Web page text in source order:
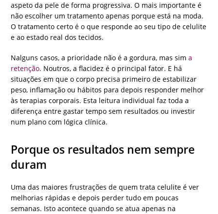
aspeto da pele de forma progressiva. O mais importante é
não escolher um tratamento apenas porque está na moda.
O tratamento certo é o que responde ao seu tipo de celulite
e ao estado real dos tecidos.
Nalguns casos, a prioridade não é a gordura, mas sima
retenção. Noutros, a flacidez é o principal fator. E há
situações em que o corpo precisa primeiro de estabilizar
peso, inflamação ou hábitos para depois responder melhor
às terapias corporais. Esta leitura individual faz toda a
diferença entre gastar tempo sem resultados ou investir
num plano com lógica clínica.
Porque os resultados nem sempre
duram
Uma das maiores frustrações de quem trata celulite é ver
melhorias rápidas e depois perder tudo em poucas
semanas. Isto acontece quando se atua apenas na